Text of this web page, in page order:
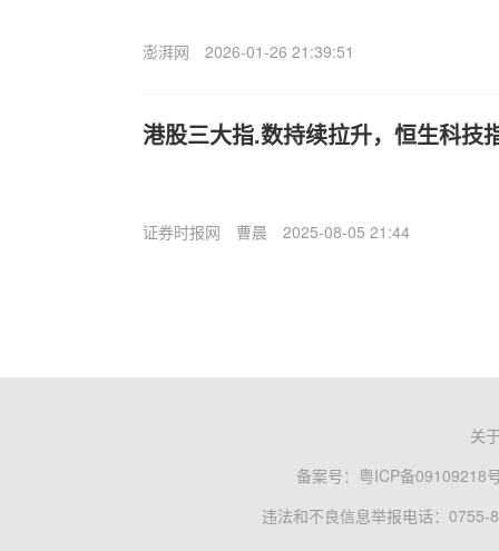
澎湃网 2026-01-26 21:39:51
港股三大指.数持续拉升，恒生科技
证券时报网 曹晨 2025-08-05 21:44
关
备案号： 粤ICP备09109218
违法和不良信息举报电话：0755-